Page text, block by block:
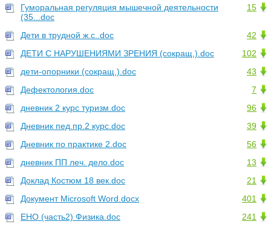
15
Гуморальная регуляция мышечной деятельности
(35...doc
42
Дети в трудной ж.с..doc
102
ДЕТИ С НАРУШЕНИЯМИ ЗРЕНИЯ (сокращ.).doc
43
дети-опорники (сокращ.).doc
7
Дефектология.doc
96
дневник 2 курс туризм.doc
39
Дневник пед.пр.2 курс.doc
56
Дневник по практике 2.doc
13
дневник ПП леч. дело.doc
21
Доклад Костюм 18 век.doc
401
Документ Microsoft Word.docx
241
ЕНО (часть2) Физика.doc